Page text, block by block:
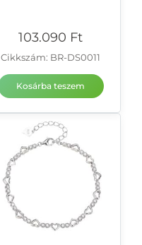
103.090 Ft
Cikkszám: BR-DS0011
Kosárba teszem